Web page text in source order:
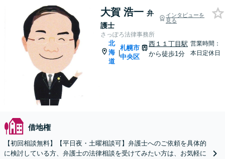
大賀 浩一 弁
護士
インタビューを
見る
さっぽろ法律事務所
北
海
道
|
札幌市
中央区
西１１丁目駅
から徒歩1分
営業時間：
本日定休日
借地権
【初回相談無料】【平日夜・土曜相談可】弁護士へのご依頼を具体的
に検討している方、弁護士の法律相談を受けてみたい方は、お気軽に